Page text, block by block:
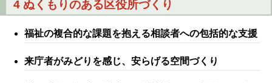
4 ぬくもりのある区役所づくり
福祉の複合的な課題を抱える相談者への包括的な支援
来庁者がみどりを感じ、安らげる空間づくり